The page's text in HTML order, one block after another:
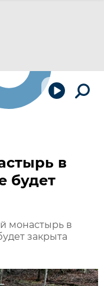
в
будет
монастырь в
закрыта